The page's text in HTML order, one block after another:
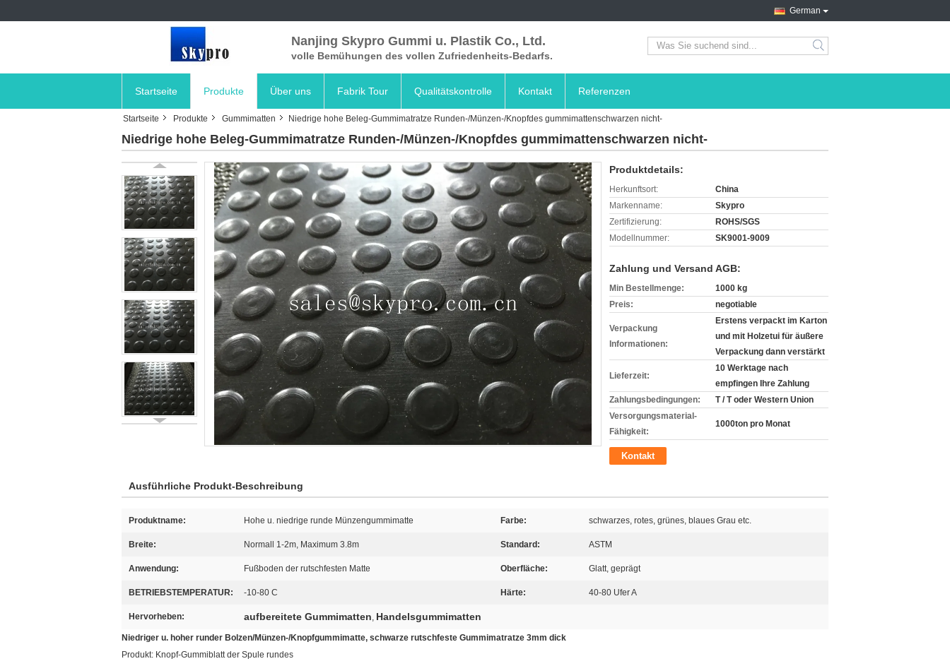
German
Nanjing Skypro Gummi u. Plastik Co., Ltd.
volle Bemühungen des vollen Zufriedenheits-Bedarfs. search
Startseite Produkte Über uns Fabrik Tour Qualitätskontrolle Kontakt Referenzen
Startseite Produkte Gummimatten Niedrige hohe Beleg-Gummimatratze Runden-/Münzen-/Knopfdes gummimattenschwarzen nicht-
Niedrige hohe Beleg-Gummimatratze Runden-/Münzen-/Knopfdes gummimattenschwarzen nicht-
Produktdetails:
Herkunftsort:
China
Markenname:
Skypro
Zertifizierung:
ROHS/SGS
Modellnummer:
SK9001-9009
Zahlung und Versand AGB:
Min Bestellmenge:
1000 kg
Preis:
negotiable
Verpackung
Informationen:
Erstens verpackt im Karton
und mit Holzetui für äußere
Verpackung dann verstärkt
Lieferzeit:
10 Werktage nach
empfingen Ihre Zahlung
Zahlungsbedingungen:
T / T oder Western Union
Versorgungsmaterial-
Fähigkeit:
1000ton pro Monat
Kontakt
Ausführliche Produkt-Beschreibung
Produktname: Hohe u. niedrige runde Münzengummimatte Farbe: schwarzes, rotes, grünes, blaues Grau etc.
Breite: Normall 1-2m, Maximum 3.8m Standard: ASTM
Anwendung: Fußboden der rutschfesten Matte Oberfläche: Glatt, geprägt
BETRIEBSTEMPERATUR: -10-80 C Härte: 40-80 Ufer A
Hervorheben: aufbereitete Gummimatten, Handelsgummimatten
Niedriger u. hoher runder Bolzen/Münzen-/Knopfgummimatte, schwarze rutschfeste Gummimatratze 3mm dick
Produkt: Knopf-Gummiblatt der Spule rundes